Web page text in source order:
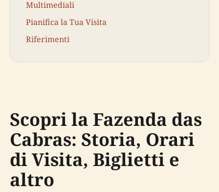
Multimediali
Pianifica la Tua Visita
Riferimenti
Scopri la Fazenda das
Cabras: Storia, Orari
di Visita, Biglietti e
altro